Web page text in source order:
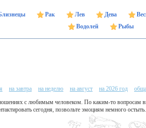
Рак Лев Дева
Водолей
Рыбы
на завтра на неделю на август на 2026 год
с любимым человеком. По каким-то вопросам
сегодня, позвольте эмоциям немного